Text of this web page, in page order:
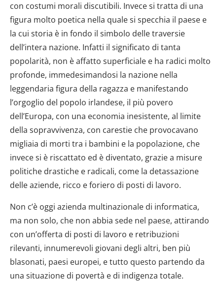
con costumi morali discutibili. Invece si tratta di una
figura molto poetica nella quale si specchia il paese e
la cui storia è in fondo il simbolo delle traversie
dell’intera nazione. Infatti il significato di tanta
popolarità, non è affatto superficiale e ha radici molto
profonde, immedesimandosi la nazione nella
leggendaria figura della ragazza e manifestando
l’orgoglio del popolo irlandese, il più povero
dell’Europa, con una economia inesistente, al limite
della sopravvivenza, con carestie che provocavano
migliaia di morti tra i bambini e la popolazione, che
invece si è riscattato ed è diventato, grazie a misure
politiche drastiche e radicali, come la detassazione
delle aziende, ricco e foriero di posti di lavoro.
Non c’è oggi azienda multinazionale di informatica,
ma non solo, che non abbia sede nel paese, attirando
con un’offerta di posti di lavoro e retribuzioni
rilevanti, innumerevoli giovani degli altri, ben più
blasonati, paesi europei, e tutto questo partendo da
una situazione di povertà e di indigenza totale.